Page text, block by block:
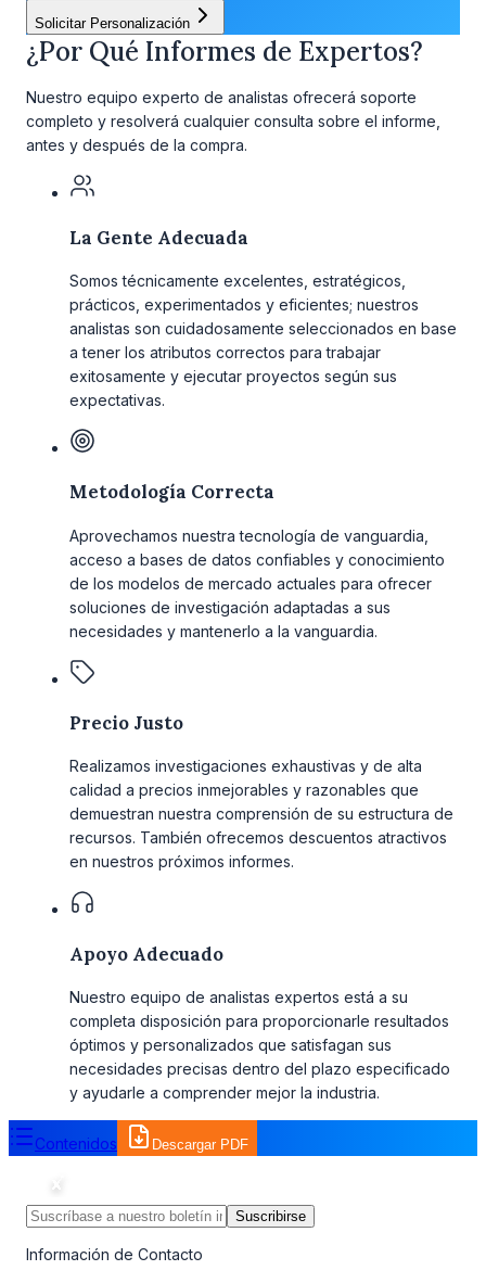
Solicitar Personalización
¿Por Qué Informes de Expertos?
Nuestro equipo experto de analistas ofrecerá soporte
completo y resolverá cualquier consulta sobre el informe,
antes y después de la compra.
La Gente Adecuada
Somos técnicamente excelentes, estratégicos,
prácticos, experimentados y eficientes; nuestros
analistas son cuidadosamente seleccionados en base
a tener los atributos correctos para trabajar
exitosamente y ejecutar proyectos según sus
expectativas.
Metodología Correcta
Aprovechamos nuestra tecnología de vanguardia,
acceso a bases de datos confiables y conocimiento
de los modelos de mercado actuales para ofrecer
soluciones de investigación adaptadas a sus
necesidades y mantenerlo a la vanguardia.
Precio Justo
Realizamos investigaciones exhaustivas y de alta
calidad a precios inmejorables y razonables que
demuestran nuestra comprensión de su estructura de
recursos. También ofrecemos descuentos atractivos
en nuestros próximos informes.
Apoyo Adecuado
Nuestro equipo de analistas expertos está a su
completa disposición para proporcionarle resultados
óptimos y personalizados que satisfagan sus
necesidades precisas dentro del plazo especificado
y ayudarle a comprender mejor la industria.
Contenidos Descargar PDF
Suscribirse
Información de Contacto